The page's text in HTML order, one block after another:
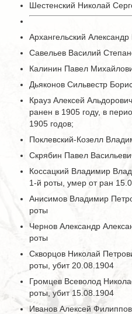
Шестенский Николай
Архангельский
Савельев Василий
Калинин Павел
Дьяконов Сильвестр
Крауз Алексей
ранен в 1905 году, в
1905 годов;
Поклевский-Козелл
Скрябин Павел
Коссацкий Владимир
1-й роты, умер от ран
Анисимов Владимир
роты
Чернов Александр
роты
Скворцов Николай
роты, убит 20.08.1904
Громцев Всеволод
роты, убит 15.08.1904
Иванов Алексей